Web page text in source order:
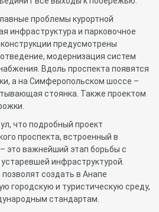
проблемы курортной
инфраструктура и парковочное
предусмотрены
модернизация систем
Вдоль проспекта появятся
а на Симферопольском шоссе –
стоянка. Также проектом
что подробный проект
проспекта, встроенный в
это важнейший этап борьбы с
инфраструктурой.
создать в Анапе
городскую и туристическую среду,
стандартам.